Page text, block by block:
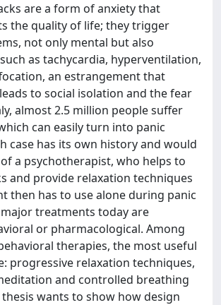
are a form of anxiety that
the quality of life; they trigger
not only mental but also
as tachycardia, hyperventilation,
an estrangement that
to social isolation and the fear
almost 2.5 million people suffer
can easily turn into panic
case has its own history and would
a psychotherapist, who helps to
and provide relaxation techniques
then has to use alone during panic
major treatments today are
or pharmacological. Among
therapies, the most useful
progressive relaxation techniques,
and controlled breathing
thesis wants to show how design